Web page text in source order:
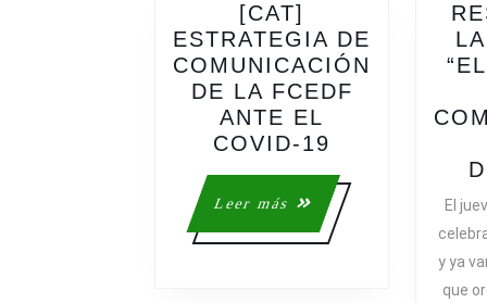
[CAT]
ESTRATEGIA DE
COMUNICACIÓN
DE LA FCEDF
ANTE EL
COVID-19
ESTRATEGIA
DE
DE
Leer más
Leer
más
El
y ya
que